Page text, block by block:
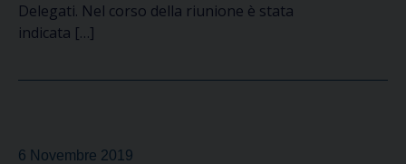
Delegati. Nel corso della riunione è stata
indicata […]
6 Novembre 2019